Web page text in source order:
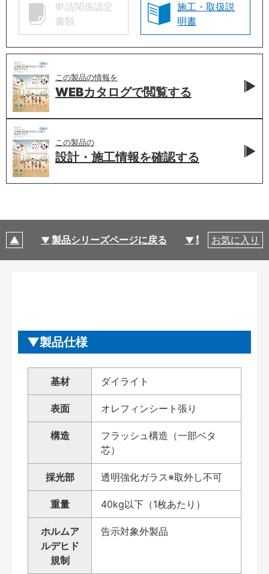
申請関係認定
書類
施工・取扱説
明書
この製品の情報を
WEBカタログで閲覧する
この製品の
設計・施工情報を確認する
製品シリーズページに戻る 製品仕様
お気に入り
製品仕様
基材 ダイライト
表面 オレフィンシート張り
構造
フラッシュ構造（一部ベタ
芯）
採光部 透明強化ガラス※取外し不可
重量 40kg以下（1枚あたり）
ホルムア
ルデヒド
規制
告示対象外製品